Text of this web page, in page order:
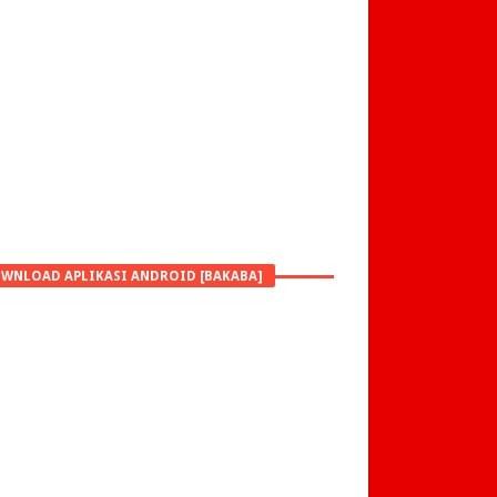
APLIKASI ANDROID [BAKABA]